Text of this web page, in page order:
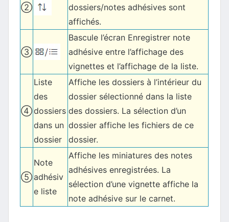
②
dossiers/notes adhésives sont
affichés.
③
Bascule l’écran Enregistrer note
adhésive entre l’affichage des
vignettes et l’affichage de la liste.
④
Liste
des
dossiers
dans un
dossier
Affiche les dossiers à l’intérieur du
dossier sélectionné dans la liste
des dossiers. La sélection d’un
dossier affiche les fichiers de ce
dossier.
⑤
Note
adhésiv
e liste
Affiche les miniatures des notes
adhésives enregistrées. La
sélection d’une vignette affiche la
note adhésive sur le carnet.